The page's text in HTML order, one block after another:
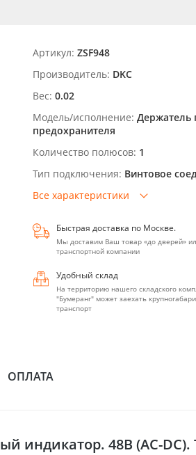
Артикул: ZSF948
Производитель: DKC
Вес: 0.02
Модель/исполнение: Держатель
предохранителя
Количество полюсов: 1
Тип подключения: Винтовое
Все характеристики
Быстрая доставка по Москве.
Мы доставим Ваш товар «до дверей»
транспортной компании
Удобный склад
На территорию нашего складского
"Бумеранг" может заехать
транспорт
ОПЛАТА
48В (AC-DC).